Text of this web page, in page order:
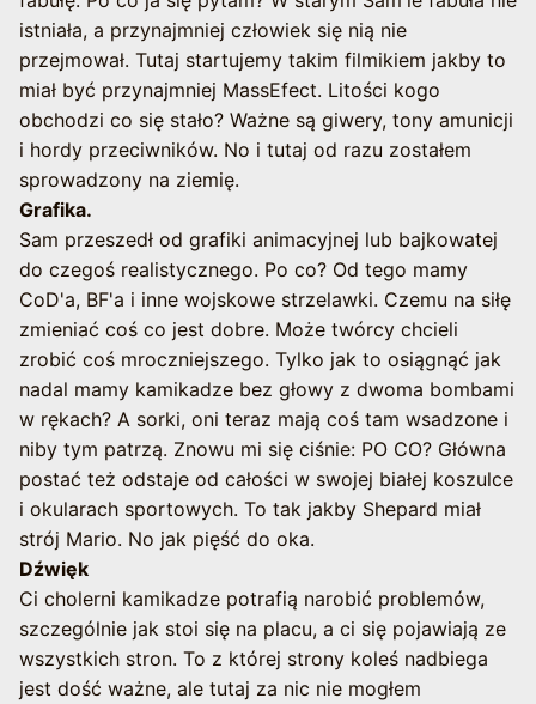
istniała, a przynajmniej człowiek się nią nie
przejmował. Tutaj startujemy takim filmikiem jakby to
miał być przynajmniej MassEfect. Litości kogo
obchodzi co się stało? Ważne są giwery, tony amunicji
i hordy przeciwników. No i tutaj od razu zostałem
sprowadzony na ziemię.
Grafika.
Sam przeszedł od grafiki animacyjnej lub bajkowatej
do czegoś realistycznego. Po co? Od tego mamy
CoD'a, BF'a i inne wojskowe strzelawki. Czemu na siłę
zmieniać coś co jest dobre. Może twórcy chcieli
zrobić coś mroczniejszego. Tylko jak to osiągnąć jak
nadal mamy kamikadze bez głowy z dwoma bombami
w rękach? A sorki, oni teraz mają coś tam wsadzone i
niby tym patrzą. Znowu mi się ciśnie: PO CO? Główna
postać też odstaje od całości w swojej białej koszulce
i okularach sportowych. To tak jakby Shepard miał
strój Mario. No jak pięść do oka.
Dźwięk
Ci cholerni kamikadze potrafią narobić problemów,
szczególnie jak stoi się na placu, a ci się pojawiają ze
wszystkich stron. To z której strony koleś nadbiega
jest dość ważne, ale tutaj za nic nie mogłem